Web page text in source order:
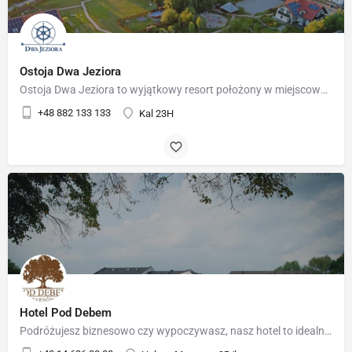
Ostoja Dwa Jeziora
Ostoja Dwa Jeziora to wyjątkowy resort położony w miejscowości Kal – 5 km od Węgorzewa, w samym sercu Mazur.…
+48 882 133 133 Kal 23H
Hotel Pod Debem
Podróżujesz biznesowo czy wypoczywasz, nasz hotel to idealne miejsce do spędzenia kilku dni w komfortowych,…